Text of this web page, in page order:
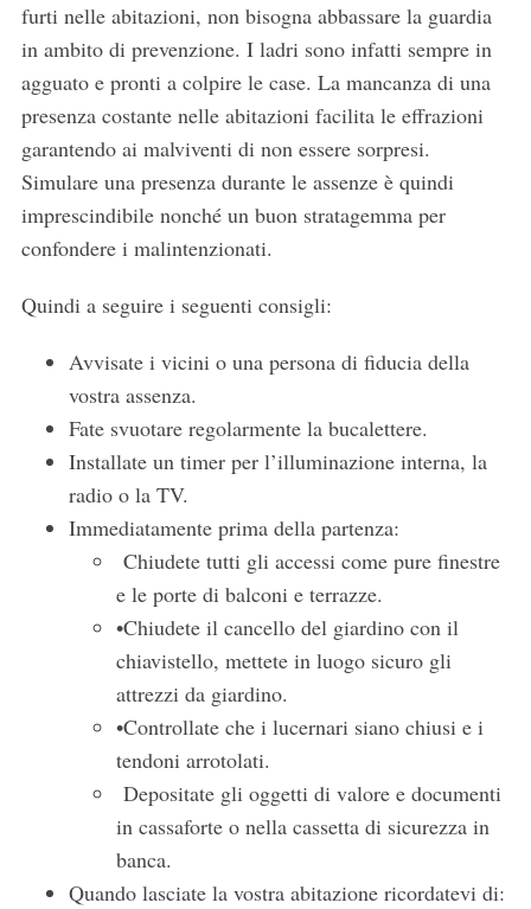
furti nelle abitazioni, non bisogna abbassare la guardia
in ambito di prevenzione. I ladri sono infatti sempre in
agguato e pronti a colpire le case. La mancanza di una
presenza costante nelle abitazioni facilita le effrazioni
garantendo ai malviventi di non essere sorpresi.
Simulare una presenza durante le assenze è quindi
imprescindibile nonché un buon stratagemma per
confondere i malintenzionati.
Quindi a seguire i seguenti consigli:
Avvisate i vicini o una persona di fiducia della
vostra assenza.
Fate svuotare regolarmente la bucalettere.
Installate un timer per l’illuminazione interna, la
radio o la TV.
Immediatamente prima della partenza:
Chiudete tutti gli accessi come pure finestre
e le porte di balconi e terrazze.
•Chiudete il cancello del giardino con il
chiavistello, mettete in luogo sicuro gli
attrezzi da giardino.
•Controllate che i lucernari siano chiusi e i
tendoni arrotolati.
Depositate gli oggetti di valore e documenti
in cassaforte o nella cassetta di sicurezza in
banca.
Quando lasciate la vostra abitazione ricordatevi di: